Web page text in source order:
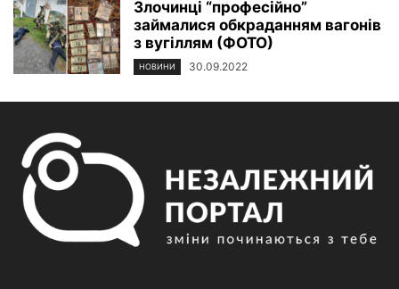
Злочинці “професійно”
займалися обкраданням вагонів
з вугіллям (ФОТО)
НОВИНИ 30.09.2022